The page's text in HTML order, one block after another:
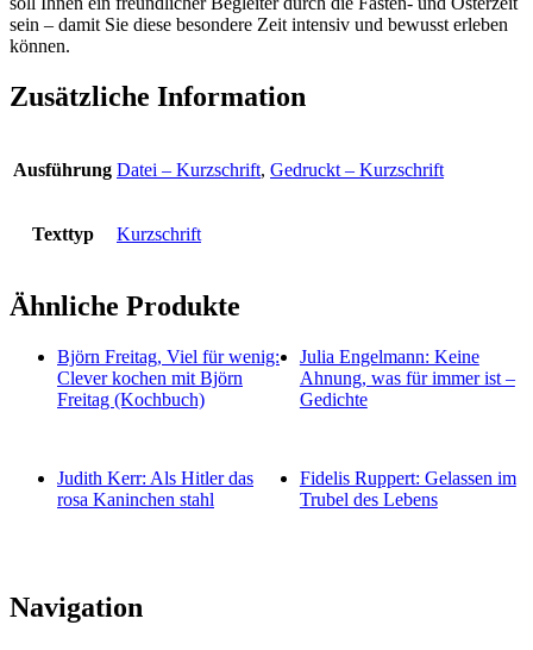
sein – damit Sie diese besondere Zeit intensiv und bewusst erleben
können.
Zusätzliche Information
Ausführung Datei – Kurzschrift, Gedruckt – Kurzschrift
Texttyp Kurzschrift
Ähnliche Produkte
Björn Freitag, Viel für wenig:
Clever kochen mit Björn
Freitag (Kochbuch)
Julia Engelmann: Keine
Ahnung, was für immer ist –
Gedichte
Judith Kerr: Als Hitler das
rosa Kaninchen stahl
Fidelis Ruppert: Gelassen im
Trubel des Lebens
Navigation